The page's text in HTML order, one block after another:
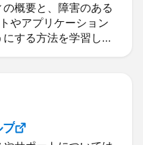
概要と、障害のある
やアプリケーション
する方法を学習しま